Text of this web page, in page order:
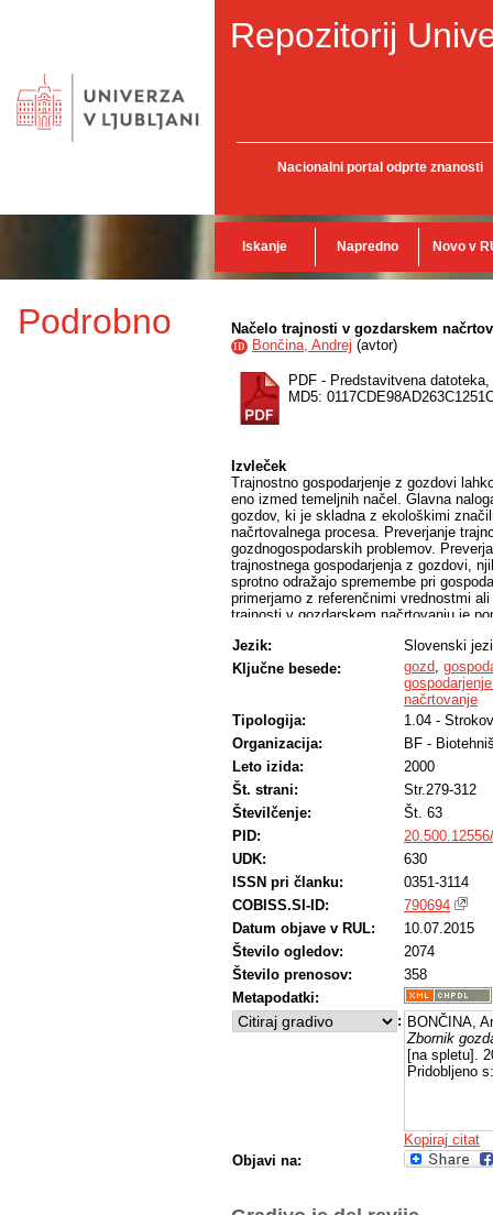
Repozitorij
Nacionalni portal odprte znanosti
Iskanje Napredno Novo v
Podrobno Načelo trajnosti v gozdarskem
ID Bončina, Andrej (avtor)
PDF - Predstavitvena datoteka,
MD5:
Izvleček
Trajnostno gospodarjenje z gozdovi
eno izmed temeljnih načel. Glavna
gozdov, ki je skladna z ekološkimi
načrtovalnega procesa. Preverjanje
gozdnogospodarskih problemov.
trajnostnega gospodarjenja z gozdovi,
sprotno odražajo spremembe pri
primerjamo z referenčnimi vrednostmi
trajnosti v gozdarskem načrtovanju je
načrtovanje vključuje različna področja
prostorskih ravneh. Opredeljujemo
gozdovi v Sloveniji.
Jezik:
Slovenski
Ključne besede:
gozd,
načrtovanje
Tipologija:
1.04 -
Organizacija:
BF -
Leto izida:
2000
Št. strani:
Str.279-312
Številčenje:
Št. 63
PID:
UDK:
630
ISSN pri članku:
0351-3114
COBISS.SI-ID:
790694
Datum objave v RUL:
10.07.2015
Število ogledov:
2074
Število prenosov:
358
Metapodatki:
: BONČINA,
Zbornik
[na spletu].
Pridobljeno
Kopiraj citat
Objavi na: